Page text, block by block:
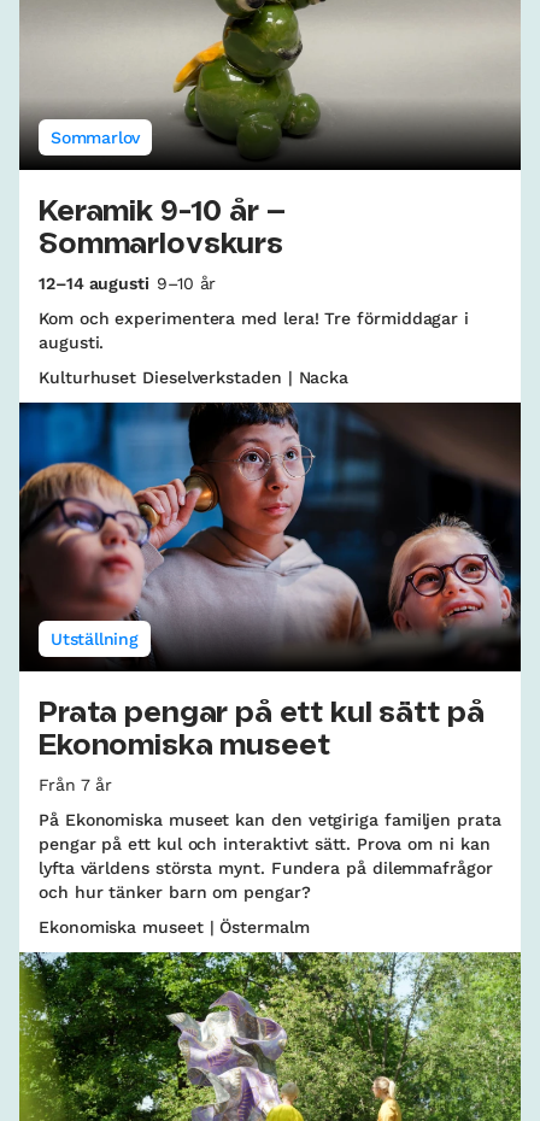
Sommarlov
Keramik 9-10 år –
Sommarlovskurs
12–14 augusti 9–10 år
Kom och experimentera med lera! Tre förmiddagar i
augusti.
Kulturhuset Dieselverkstaden | Nacka
Utställning
Prata pengar på ett kul sätt på
Ekonomiska museet
Från 7 år
På Ekonomiska museet kan den vetgiriga familjen prata
pengar på ett kul och interaktivt sätt. Prova om ni kan
lyfta världens största mynt. Fundera på dilemmafrågor
och hur tänker barn om pengar?
Ekonomiska museet | Östermalm